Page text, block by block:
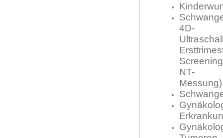
4D-
NT-
Messung)
G